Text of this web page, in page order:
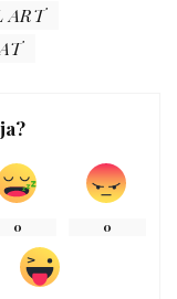
ART
0 0